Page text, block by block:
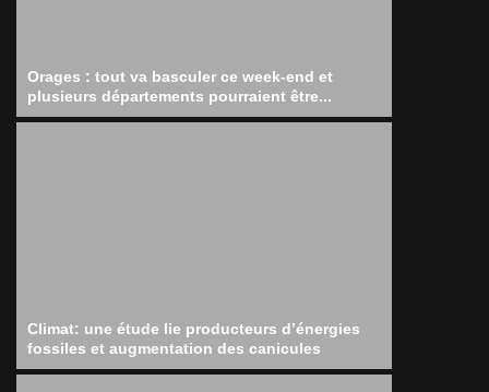
Orages : tout va basculer ce week-end et
plusieurs départements pourraient être...
Climat: une étude lie producteurs d’énergies
fossiles et augmentation des canicules